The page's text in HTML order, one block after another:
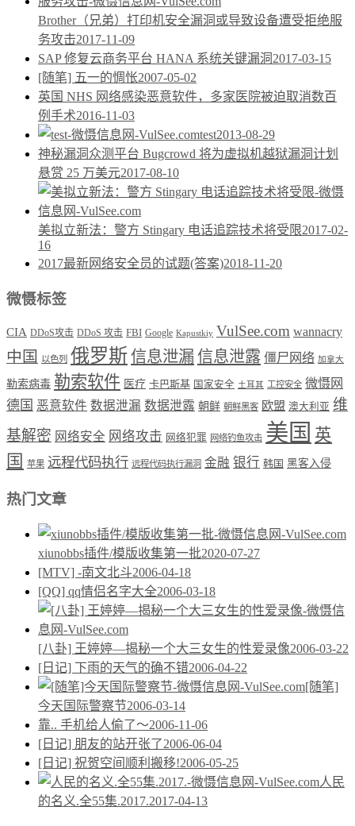
Brother（兄弟）打印机安全漏洞或导致设备遭受拒绝服
务攻击2017-11-09
SAP 修复云商务平台 HANA 系统关键漏洞 2017-03-15
[随笔] 五一的惆怅2007-05-02
英国 NHS 网络感染恶意软件，多家医院被迫取消数百
例手术2016-11-03
test2013-08-29
神秘漏洞众测平台 Bugcrowd 将为虚拟机越狱漏洞计划
悬赏 25 万美元2017-08-10
美拟立新法：警方 Stingary 电话追踪技术将受限2017-02-
16
2017最新网络安全员的试题(答案)2018-11-20
微慑标签
CIA DDoS攻击 DDoS 攻击 FBI Google Kapustkiy VulSee.com wannacry
中国 以色列 俄罗斯信息泄漏信息泄露 僵尸网络 加拿大
勒索病毒 勒索软件 医疗 卡巴斯基 国家安全 土耳其 工控安全 微慑网
德国 恶意软件 数据泄漏 数据泄露 朝鲜 朝鲜黑客 欧盟 澳大利亚 维
基解密 网络安全 网络攻击 网络犯罪 网络钓鱼攻击 美国 英
国
苹果 远程代码执行 远程代码执行漏洞 金融 银行 韩国 黑客入侵
热门文章
xiunobbs插件/模版收集第一批2020-07-27
[MTV] -南文北斗2006-04-18
[QQ] qq情侣名字大全2006-03-18
[八卦] 王婷婷—揭秘一个大三女生的性爱录像2006-03-22
[日记] 下雨的天气的确不错2006-04-22
[随笔]
今天国际警察节2006-03-14
靠.. 手机给人偷了～2006-11-06
[日记] 朋友的站开张了2006-06-04
[日记] 祝贺空间顺利搬移!2006-05-25
人民
的名义.全55集.2017.2017-04-13